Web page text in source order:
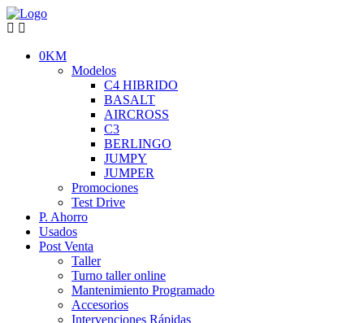
0KM
Modelos
C4 HIBRIDO
BASALT
AIRCROSS
C3
BERLINGO
JUMPY
JUMPER
Promociones
Test Drive
P. Ahorro
Usados
Post Venta
Taller
Turno taller online
Mantenimiento Programado
Accesorios
Intervenciones Rápidas